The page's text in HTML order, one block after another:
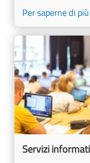
Per saperne di più
Image
Servizi